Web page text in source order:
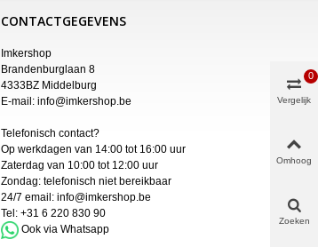
CONTACTGEGEVENS
Imkershop
Brandenburglaan 8
4333BZ Middelburg
E-mail: info@imkershop.be
Telefonisch contact?
Op werkdagen van 14:00 tot 16:00 uur
Zaterdag van 10:00 tot 12:00 uur
Zondag: telefonisch niet bereikbaar
24/7 email: info@imkershop.be
Tel: +31 6 220 830 90
Ook via Whatsapp
Vergelijk
0
Omhoog
Zoeken